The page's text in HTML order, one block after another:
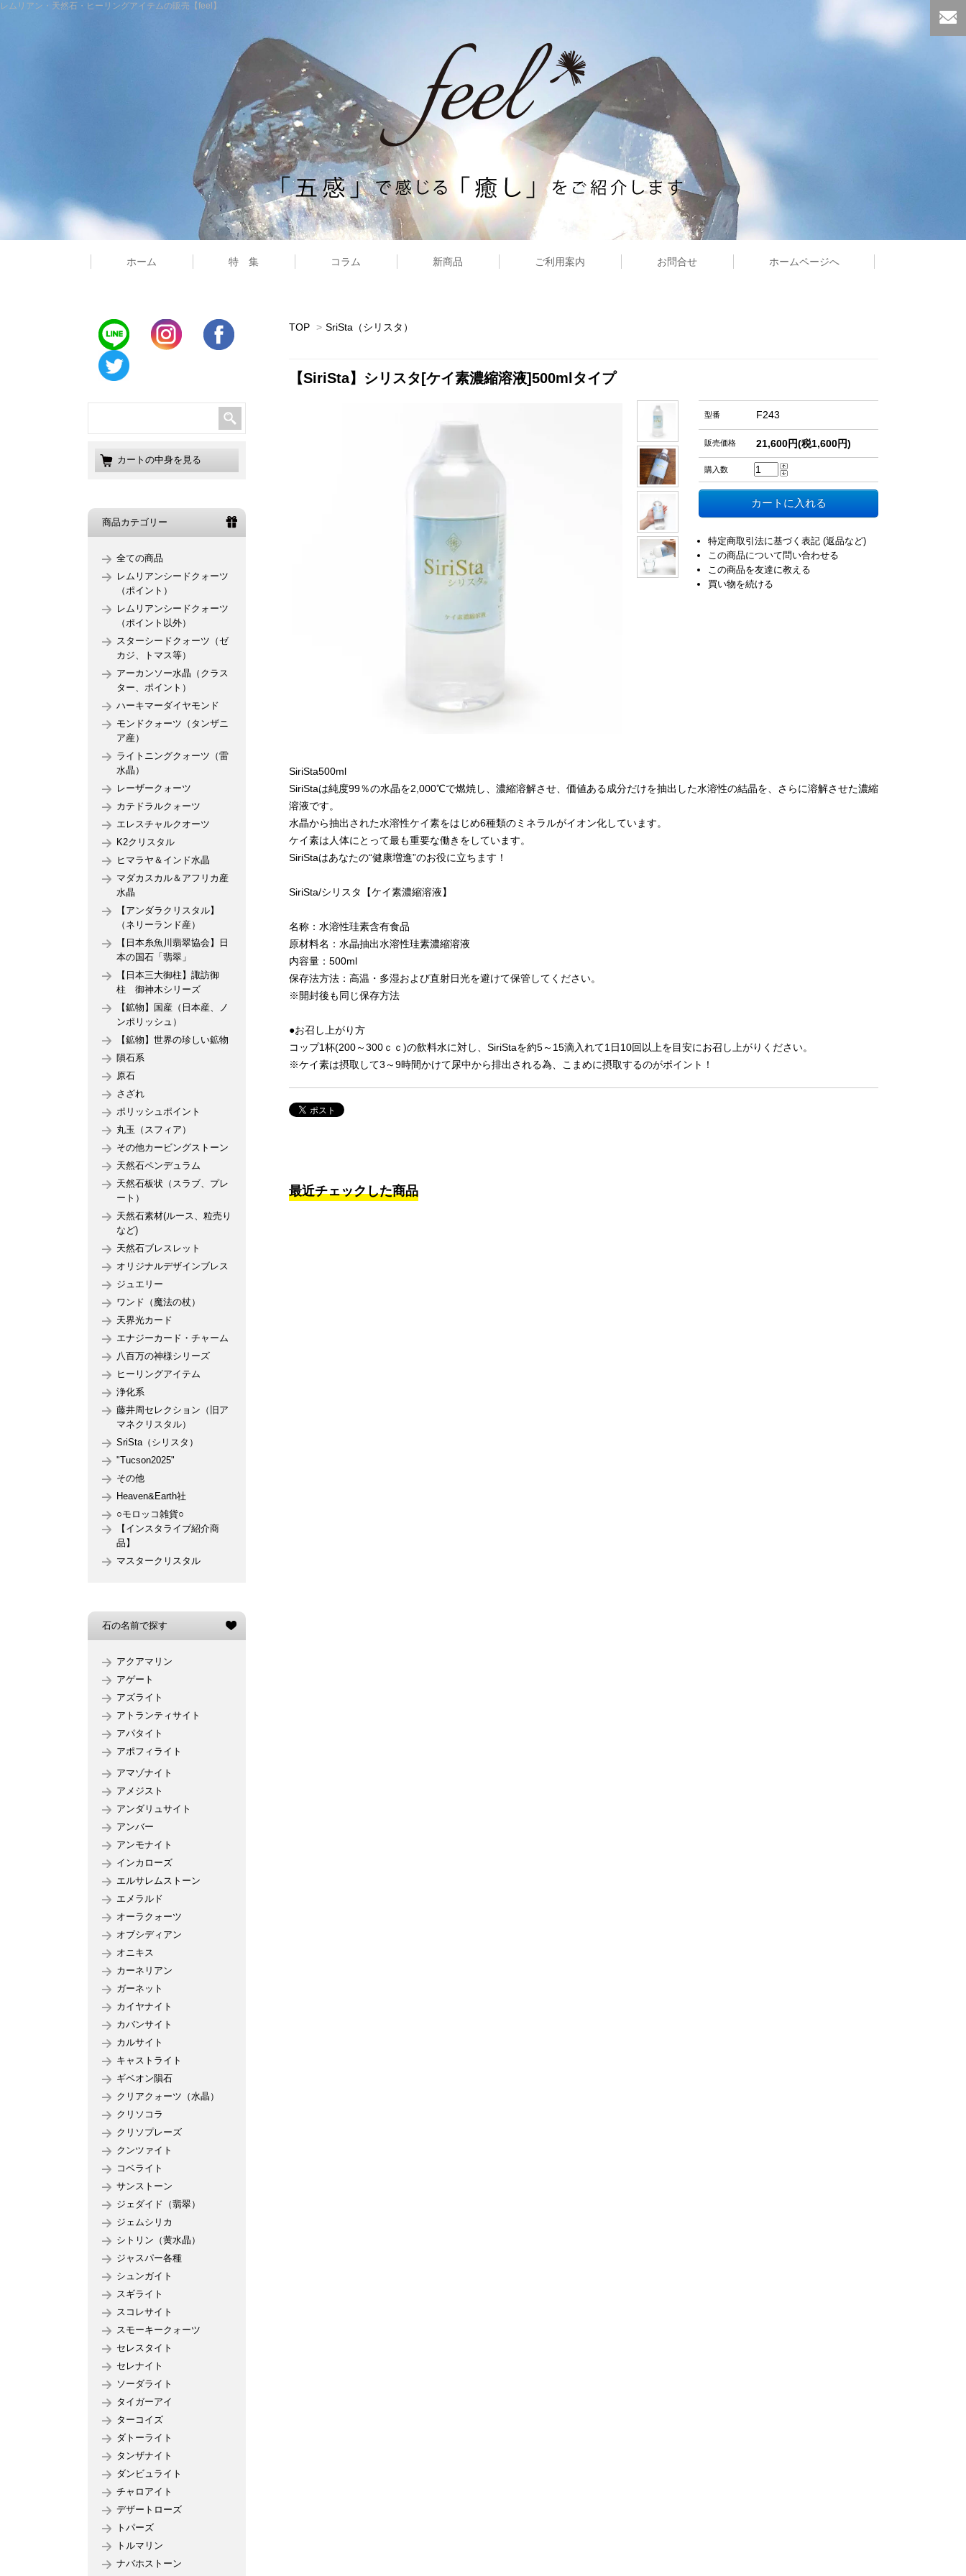
レムリアン・天然石・ヒーリングアイテムの販売【feel】
ホーム 特 集 コラム 新商品 ご利用案内 お問合せ ホームページへ
TOP > SriSta（シリスタ）
【SiriSta】シリスタ[ケイ素濃縮溶液]500mlタイプ
型番 F243
販売価格 21,600円(税1,600円)
購入数
特定商取引法に基づく表記 (返品など)
この商品について問い合わせる
この商品を友達に教える
買い物を続ける
SiriSta500ml
SiriStaは純度99％の水晶を2,000℃で燃焼し、濃縮溶解させ、価値ある成分だけを抽出した水溶性の結晶を、さらに溶解させた濃縮
溶液です。
水晶から抽出された水溶性ケイ素をはじめ6種類のミネラルがイオン化しています。
ケイ素は人体にとって最も重要な働きをしています。
SiriStaはあなたの“健康増進”のお役に立ちます！
SiriSta/シリスタ【ケイ素濃縮溶液】
名称：水溶性珪素含有食品
原材料名：水晶抽出水溶性珪素濃縮溶液
内容量：500ml
保存法方法：高温・多湿および直射日光を避けて保管してください。
※開封後も同じ保存方法
●お召し上がり方
コップ1杯(200～300ｃｃ)の飲料水に対し、SiriStaを約5～15滴入れて1日10回以上を目安にお召し上がりください。
※ケイ素は摂取して3～9時間かけて尿中から排出される為、こまめに摂取するのがポイント！
最近チェックした商品
カートの中身を見る
商品カテゴリー
全ての商品
レムリアンシードクォーツ
（ポイント）
レムリアンシードクォーツ
（ポイント以外）
スターシードクォーツ（ゼ
カジ、トマス等）
アーカンソー水晶（クラス
ター、ポイント）
ハーキマーダイヤモンド
モンドクォーツ（タンザニ
ア産）
ライトニングクォーツ（雷
水晶）
レーザークォーツ
カテドラルクォーツ
エレスチャルクオーツ
K2クリスタル
ヒマラヤ＆インド水晶
マダカスカル＆アフリカ産
水晶
【アンダラクリスタル】
（ネリーランド産）
【日本糸魚川翡翠協会】日
本の国石「翡翠」
【日本三大御柱】諏訪御
柱 御神木シリーズ
【鉱物】国産（日本産、ノ
ンポリッシュ）
【鉱物】世界の珍しい鉱物
隕石系
原石
さざれ
ポリッシュポイント
丸玉（スフィア）
その他カービングストーン
天然石ペンデュラム
天然石板状（スラブ、プレ
ート）
天然石素材(ルース、粒売り
など)
天然石ブレスレット
オリジナルデザインブレス
ジュエリー
ワンド（魔法の杖）
天界光カード
エナジーカード・チャーム
八百万の神様シリーズ
ヒーリングアイテム
浄化系
藤井周セレクション（旧ア
マネクリスタル）
SriSta（シリスタ）
"Tucson2025"
その他
Heaven&Earth社
○モロッコ雑貨○
【インスタライブ紹介商
品】
マスタークリスタル
石の名前で探す
アクアマリン
アゲート
アズライト
アトランティサイト
アパタイト
アポフィライト
アマゾナイト
アメジスト
アンダリュサイト
アンバー
アンモナイト
インカローズ
エルサレムストーン
エメラルド
オーラクォーツ
オブシディアン
オニキス
カーネリアン
ガーネット
カイヤナイト
カバンサイト
カルサイト
キャストライト
ギベオン隕石
クリアクォーツ（水晶）
クリソコラ
クリソプレーズ
クンツァイト
コベライト
サンストーン
ジェダイド（翡翠）
ジェムシリカ
シトリン（黄水晶）
ジャスパー各種
シュンガイト
スギライト
スコレサイト
スモーキークォーツ
セレスタイト
セレナイト
ソーダライト
タイガーアイ
ターコイズ
ダトーライト
タンザナイト
ダンビュライト
チャロアイト
デザートローズ
トパーズ
トルマリン
ナバホストーン